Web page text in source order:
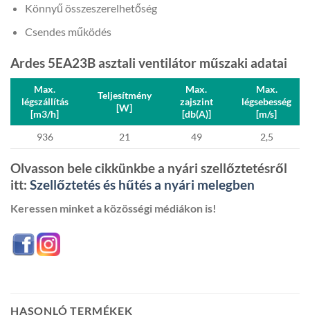
Könnyű összeszerelhetőség
Csendes működés
Ardes 5EA23B asztali ventilátor műszaki adatai
Max.
légszállítás
[m3/h]
Teljesítmény
[W]
Max.
zajszint
[db(A)]
Max.
légsebesség
[m/s]
936
21 49 2,5
Olvasson bele cikkünkbe a nyári szellőztetésről
itt: Szellőztetés és hűtés a nyári melegben
Keressen minket a közösségi médiákon is!
HASONLÓ TERMÉKEK